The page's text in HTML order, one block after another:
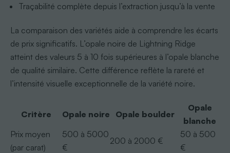
Traçabilité complète depuis l’extraction jusqu’à la vente
La comparaison des variétés aide à comprendre les écarts
de prix significatifs. L’opale noire de Lightning Ridge
atteint des valeurs 5 à 10 fois supérieures à l’opale blanche
de qualité similaire. Cette différence reflète la rareté et
l’intensité visuelle exceptionnelle de la variété noire.
Critère Opale noire Opale boulder
Opale
blanche
Prix moyen
(par carat)
500 à 5000
€
200 à 2000 €
50 à 500
€